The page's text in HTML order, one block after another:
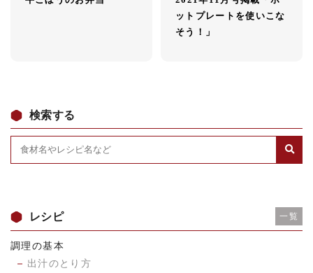
ットプレートを使いこな
そう！」
検索する
レシピ 一覧
調理の基本
出汁のとり方